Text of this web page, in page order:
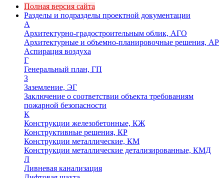
Полная версия сайта
Разделы и подразделы проектной документации
А
Архитектурно-градостроительным облик, АГО
Архитектурные и объемно-планировочные решения, АР
Аспирация воздуха
Г
Генеральный план, ГП
З
Заземление, ЭГ
Заключение о соответствии объекта требованиям
пожарной безопасности
К
Конструкции железобетонные, КЖ
Конструктивные решения, КР
Конструкции металлические, КМ
Конструкции металлические детализированные, КМД
Л
Ливневая канализация